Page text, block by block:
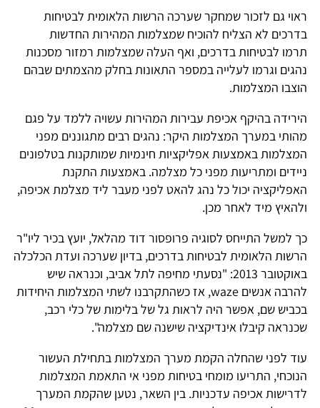
ראוי גם לזכור שמחקר שערכה הרשות הלאומית לבטיחות
בדרכים לא הצליח להוכיח שמצלמות המהירות החדשות
תרמו לבטיחות בדרכים, ואף העלה שמצלמות רמזור מסכנות
נהגים וגרמו לעלייה במספר התאונות בחלק מהצמתים שבהם
הוצבו המצלמות.
הירידה בהיקף אכיפת עבירות המהירות עשויה ללמד על פגם
מהותי במערך המצלמות היקר: נהגים רבים מתגוננים מפני
המצלמות באמצעות אפליקציות חינמיות שמותקנות בטלפונים
ניידים ומתריעות מפני כל מצלמה. באמצעות התקנת
האפליקציה יכול כל נהג להאט לפני מעבר ליד מצלמת אכיפה,
ולהאיץ מיד לאחר מכן.
כך למשל התייחס לסוגיה פרופסור דוד מהלאל, יועץ בכיר ליו"ר
הרשות הלאומית לבטיחות בדרכים, בדיון שערכה ועדת הכלכלה
באוקטובר 2013: "נסעתי מחיפה לתל אביב, וכנראה שיש
להרבה אנשים waze, אז כשהתקרבנו לשתי המצלמות היחידות
בכביש שם, אפשר היה לראות גל של בלימות של כלי רכב,
שכנראה קיבלו אינדיקציה שישנה שם מצלמה".
עוד לפני שהחלה הקמת מערך המצלמות בתחילת העשור
הנוכחי, התריעו מומחי בטיחות מפני אי התאמת המצלמות
לדרישות אכיפה עדכניות. בין השאר, נטען שהקמת המערך